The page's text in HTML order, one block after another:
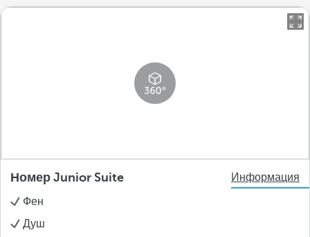
Номер Junior Suite
Информация
Фен
Душ